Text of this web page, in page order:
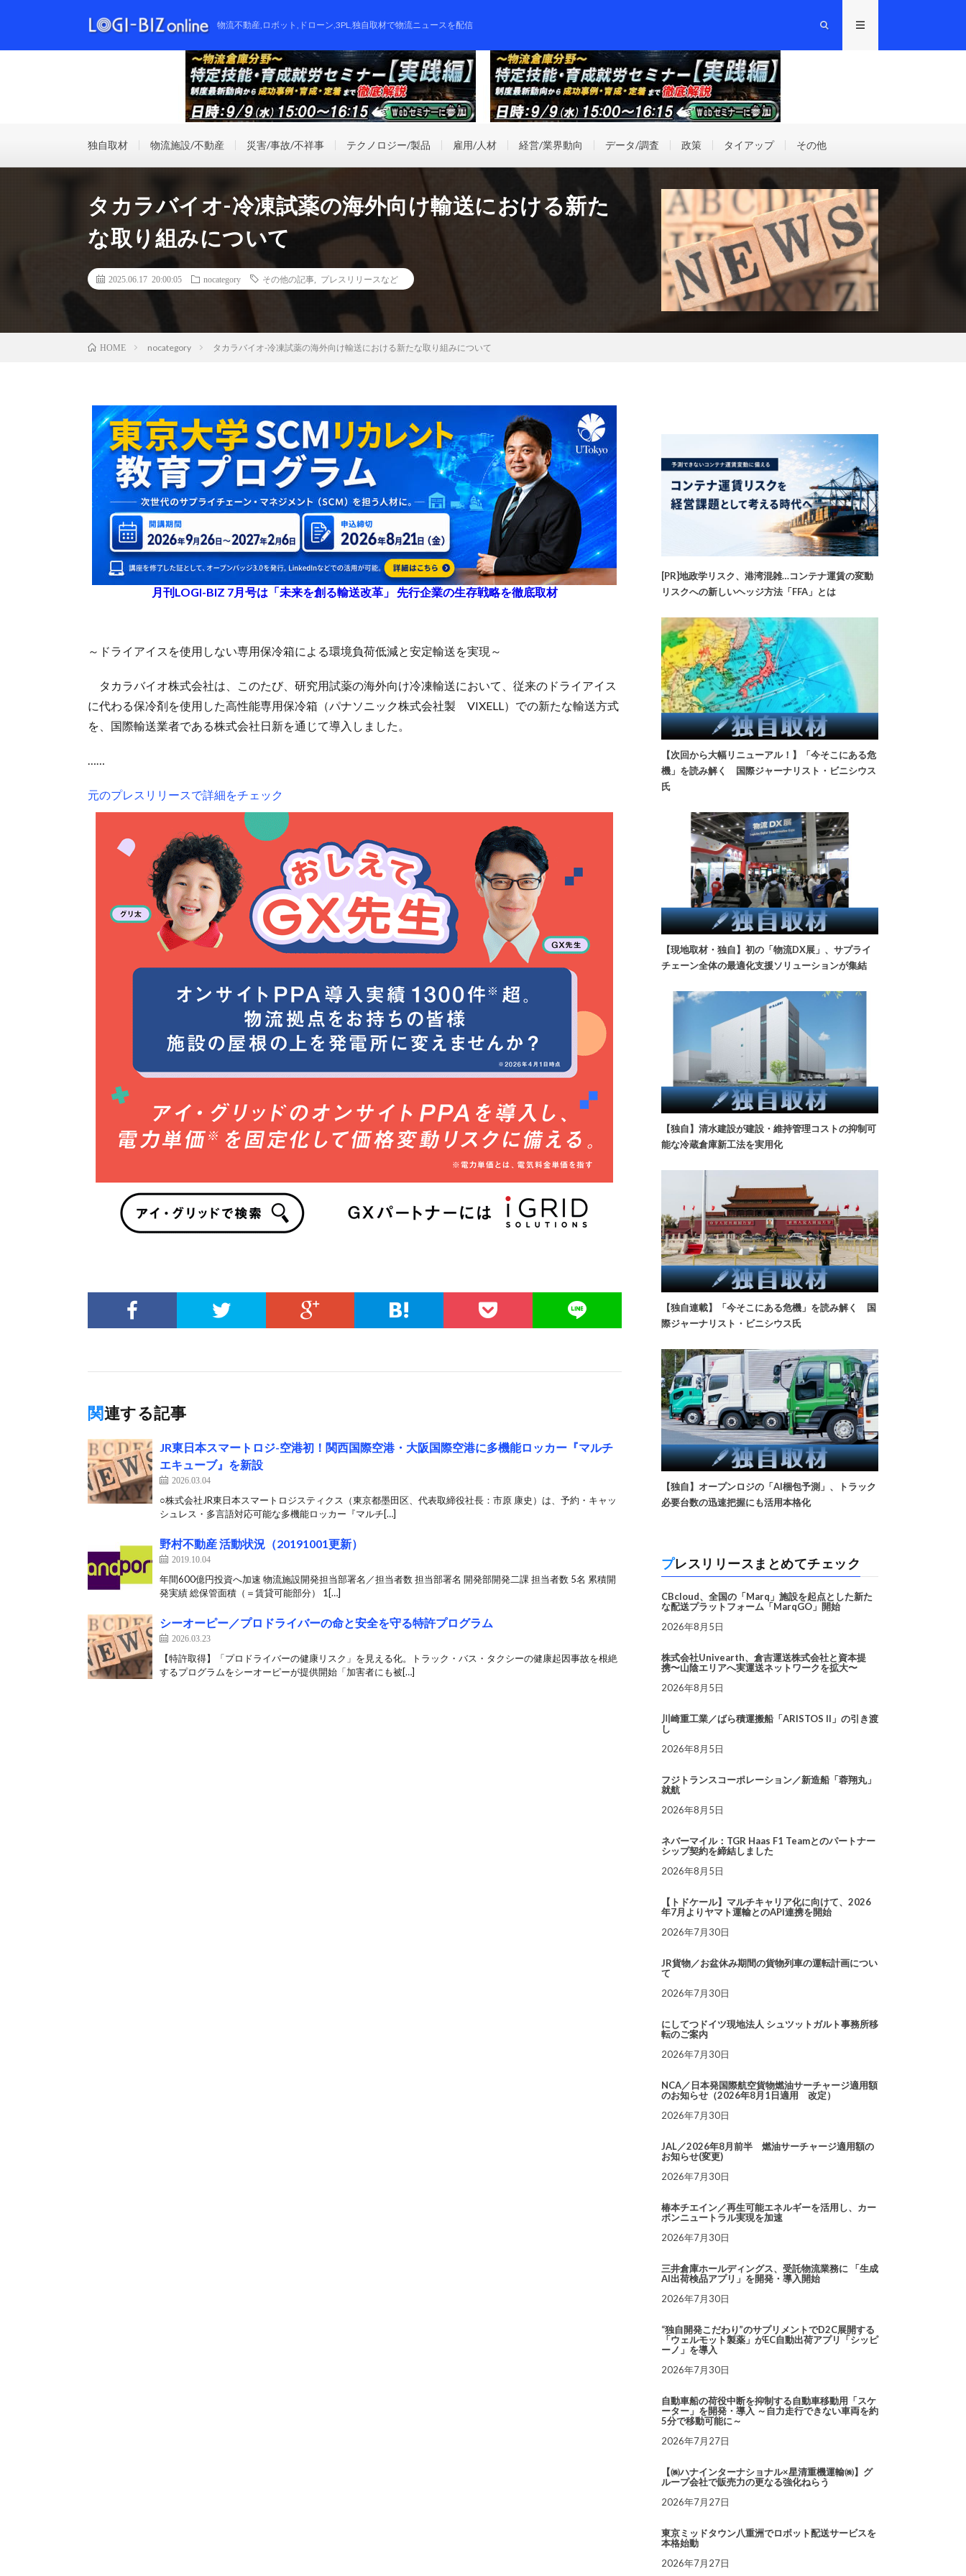
物流不動産,ロボット,ドローン,3PL,独自取材で物流ニュースを配信
独自取材 物流施設/不動産 災害/事故/不祥事 テクノロジー/製品 雇用/人材 経営/業界動向 データ/調査 政策 タイアップ その他
タカラバイオ-冷凍試薬の海外向け輸送における新た
な取り組みについて
2025.06.17 20:00:05 nocategory その他の記事 プレスリリースなど
HOME nocategory タカラバイオ-冷凍試薬の海外向け輸送における新たな取り組みについて
月刊LOGI-BIZ 7月号は「未来を創る輸送改革」 先行企業の生存戦略を徹底取材
～ドライアイスを使用しない専用保冷箱による環境負荷低減と安定輸送を実現～
タカラバイオ株式会社は、このたび、研究用試薬の海外向け冷凍輸送において、従来のドライアイス
に代わる保冷剤を使用した高性能専用保冷箱（パナソニック株式会社製 VIXELL）での新たな輸送方式
を、国際輸送業者である株式会社日新を通じて導入しました。
……
元のプレスリリースで詳細をチェック
関連する記事
JR東日本スマートロジ-空港初！関西国際空港・大阪国際空港に多機能ロッカー『マルチ
エキューブ』を新設
2026.03.04
○株式会社JR東日本スマートロジスティクス（東京都墨田区、代表取締役社長：市原 康史）は、予約・キャッ
シュレス・多言語対応可能な多機能ロッカー『マルチ[…]
野村不動産 活動状況（20191001更新）
2019.10.04
年間600億円投資へ加速 物流施設開発担当部署名／担当者数 担当部署名 開発部開発二課 担当者数 5名 累積開
発実績 総保管面積（＝賃貸可能部分） 1[…]
シーオーピー／プロドライバーの命と安全を守る特許プログラム
2026.03.23
【特許取得】「プロドライバーの健康リスク」を見える化。トラック・バス・タクシーの健康起因事故を根絶
するプログラムをシーオーピーが提供開始「加害者にも被[…]
[PR]地政学リスク、港湾混雑…コンテナ運賃の変動
リスクへの新しいヘッジ方法「FFA」とは
【次回から大幅リニューアル！】「今そこにある危
機」を読み解く 国際ジャーナリスト・ビニシウス
氏
【現地取材・独自】初の「物流DX展」、サプライ
チェーン全体の最適化支援ソリューションが集結
【独自】清水建設が建設・維持管理コストの抑制可
能な冷蔵倉庫新工法を実用化
【独自連載】「今そこにある危機」を読み解く 国
際ジャーナリスト・ビニシウス氏
【独自】オープンロジの「AI梱包予測」、トラック
必要台数の迅速把握にも活用本格化
プレスリリースまとめてチェック
CBcloud、全国の「Marq」施設を起点とした新た
な配送プラットフォーム「MarqGO」開始
2026年8月5日
株式会社Univearth、倉吉運送株式会社と資本提
携〜山陰エリアへ実運送ネットワークを拡大〜
2026年8月5日
川崎重工業／ばら積運搬船「ARISTOS II」の引き渡
し
2026年8月5日
フジトランスコーポレーション／新造船「蓉翔丸」
就航
2026年8月5日
ネバーマイル：TGR Haas F1 Teamとのパートナー
シップ契約を締結しました
2026年8月5日
【トドケール】マルチキャリア化に向けて、2026
年7月よりヤマト運輸とのAPI連携を開始
2026年7月30日
JR貨物／お盆休み期間の貨物列車の運転計画につい
て
2026年7月30日
にしてつドイツ現地法人 シュツットガルト事務所移
転のご案内
2026年7月30日
NCA／日本発国際航空貨物燃油サーチャージ適用額
のお知らせ（2026年8月1日適用 改定）
2026年7月30日
JAL／2026年8月前半 燃油サーチャージ適用額の
お知らせ(変更)
2026年7月30日
椿本チエイン／再生可能エネルギーを活用し、カー
ボンニュートラル実現を加速
2026年7月30日
三井倉庫ホールディングス、受託物流業務に 「生成
AI出荷検品アプリ」を開発・導入開始
2026年7月30日
“独自開発こだわり”のサプリメントでD2C展開する
「ウェルモット製薬」がEC自動出荷アプリ「シッピ
ーノ」を導入
2026年7月30日
自動車船の荷役中断を抑制する自動車移動用「スケ
ーター」を開発・導入 ～自力走行できない車両を約
5分で移動可能に～
2026年7月27日
【㈱ハナインターナショナル×星清重機運輸㈱】グ
ループ会社で販売力の更なる強化ねらう
2026年7月27日
東京ミッドタウン八重洲でロボット配送サービスを
本格始動
2026年7月27日